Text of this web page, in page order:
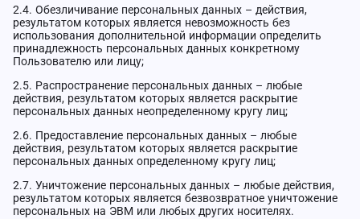
2.4. Обезличивание персональных данных – действия,
результатом которых является невозможность без
использования дополнительной информации определить
принадлежность персональных данных конкретному
Пользователю или лицу;
2.5. Распространение персональных данных – любые
действия, результатом которых является раскрытие
персональных данных неопределенному кругу лиц;
2.6. Предоставление персональных данных – любые
действия, результатом которых является раскрытие
персональных данных определенному кругу лиц;
2.7. Уничтожение персональных данных – любые действия,
результатом которых является безвозвратное уничтожение
персональных на ЭВМ или любых других носителях.